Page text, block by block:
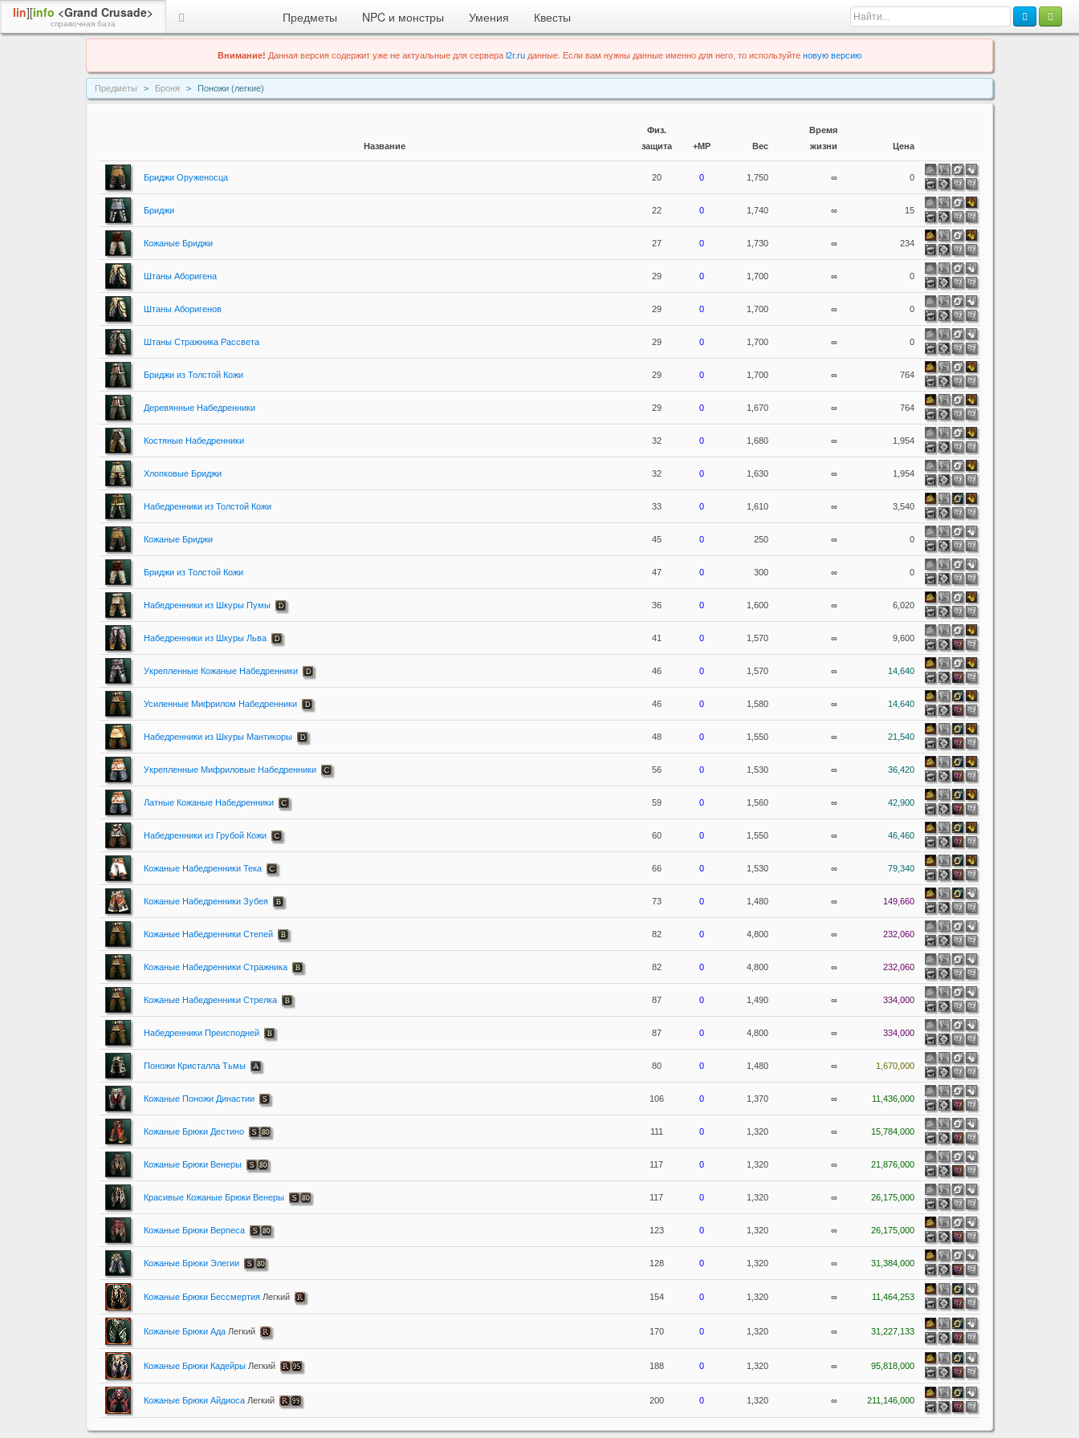
lin][info <Grand Crusade>
справочная база Предметы NPC и монстры Умения Квесты
Внимание! Данная версия содержит уже не актуальные для сервера l2r.ru данные. Если вам нужны данные именно для него, то используйте новую версию
Предметы Броня Поножи (легкие)
Название
Физ.
защита
+MP Вес
Время
жизни
Цена
Бриджи Оруженосца 20 0 1,750 ∞ 0
Бриджи 22 0 1,740 ∞ 15
Кожаные Бриджи 27 0 1,730 ∞ 234
Штаны Аборигена 29 0 1,700 ∞ 0
Штаны Аборигенов 29 0 1,700 ∞ 0
Штаны Стражника Рассвета 29 0 1,700 ∞ 0
Бриджи из Толстой Кожи 29 0 1,700 ∞ 764
Деревянные Набедренники 29 0 1,670 ∞ 764
Костяные Набедренники 32 0 1,680 ∞ 1,954
Хлопковые Бриджи 32 0 1,630 ∞ 1,954
Набедренники из Толстой Кожи 33 0 1,610 ∞ 3,540
Кожаные Бриджи 45 0 250 ∞ 0
Бриджи из Толстой Кожи 47 0 300 ∞ 0
Набедренники из Шкуры Пумы 36 0 1,600 ∞ 6,020
Набедренники из Шкуры Льва 41 0 1,570 ∞ 9,600
Укрепленные Кожаные Набедренники 46 0 1,570 ∞ 14,640
Усиленные Мифрилом Набедренники 46 0 1,580 ∞ 14,640
Набедренники из Шкуры Мантикоры 48 0 1,550 ∞ 21,540
Укрепленные Мифриловые Набедренники 56 0 1,530 ∞ 36,420
Латные Кожаные Набедренники 59 0 1,560 ∞ 42,900
Набедренники из Грубой Кожи 60 0 1,550 ∞ 46,460
Кожаные Набедренники Тека 66 0 1,530 ∞ 79,340
Кожаные Набедренники Зубея 73 0 1,480 ∞ 149,660
Кожаные Набедренники Степей 82 0 4,800 ∞ 232,060
Кожаные Набедренники Стражника 82 0 4,800 ∞ 232,060
Кожаные Набедренники Стрелка 87 0 1,490 ∞ 334,000
Набедренники Преисподней 87 0 4,800 ∞ 334,000
Поножи Кристалла Тьмы 80 0 1,480 ∞ 1,670,000
Кожаные Поножи Династии 106 0 1,370 ∞ 11,436,000
Кожаные Брюки Дестино 111 0 1,320 ∞ 15,784,000
Кожаные Брюки Венеры 117 0 1,320 ∞ 21,876,000
Красивые Кожаные Брюки Венеры 117 0 1,320 ∞ 26,175,000
Кожаные Брюки Верпеса 123 0 1,320 ∞ 26,175,000
Кожаные Брюки Элегии 128 0 1,320 ∞ 31,384,000
Кожаные Брюки Бессмертия Легкий 154 0 1,320 ∞ 11,464,253
Кожаные Брюки Ада Легкий 170 0 1,320 ∞ 31,227,133
Кожаные Брюки Кадейры Легкий 188 0 1,320 ∞ 95,818,000
Кожаные Брюки Айдиоса Легкий 200 0 1,320 ∞ 211,146,000